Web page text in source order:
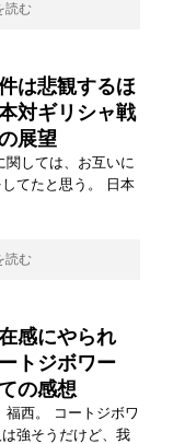
読む
は悲観するほ
対ギリシャ戦
展望
関しては、お互いに
てたと思う。 日本
読む
感にやられ
トジボワー
の感想
福西。 コートジボワ
強そうだけど、我